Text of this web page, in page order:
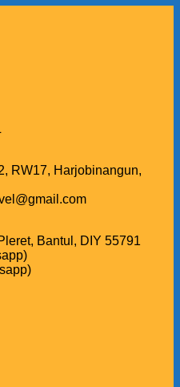
RW17, Harjobinangun,
Bantul, DIY 55791